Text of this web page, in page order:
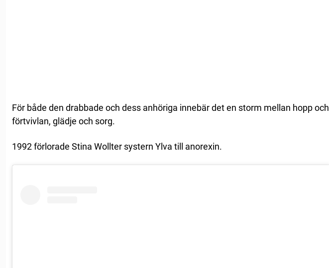
För både den drabbade och dess anhöriga innebär det en storm mellan hopp och
förtvivlan, glädje och sorg.
1992 förlorade Stina Wollter systern Ylva till anorexin.